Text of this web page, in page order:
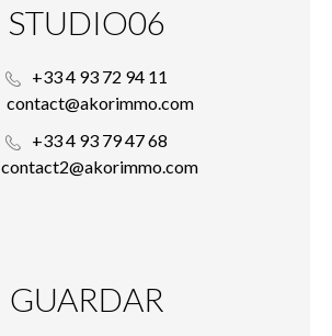
STUDIO06
+33 4 93 72 94 11
contact@akorimmo.com
+33 4 93 79 47 68
contact2@akorimmo.com
GUARDAR